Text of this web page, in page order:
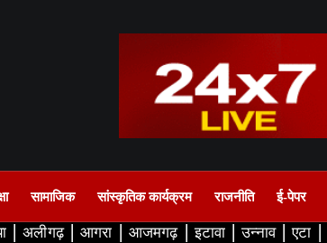
सामाजिक सांस्कृतिक कार्यक्रम राजनीति ई-पेपर
अलीगढ़ आगरा आजमगढ़ इटावा उन्नाव एटा